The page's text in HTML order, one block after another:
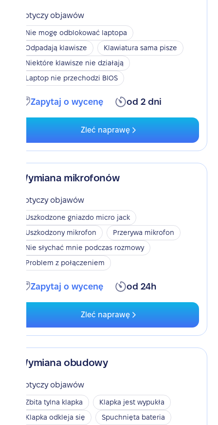
Dotyczy objawów
Nie mogę odblokować laptopa
Odpadają klawisze
Klawiatura sama pisze
Niektóre klawisze nie działają
Laptop nie przechodzi BIOS
Zapytaj o wycenę od 2 dni
Zleć naprawę
Wymiana mikrofonów
Dotyczy objawów
Uszkodzone gniazdo micro jack
Uszkodzony mikrofon
Przerywa mikrofon
Nie słychać mnie podczas rozmowy
Problem z połączeniem
Zapytaj o wycenę od 24h
Zleć naprawę
Wymiana obudowy
Dotyczy objawów
Zbita tylna klapka
Klapka jest wypukła
Klapka odkleja się
Spuchnięta bateria